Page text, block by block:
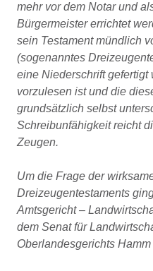
mehr vor dem Notar und
Bürgermeister errichtet
sein Testament mündlich
(sogenanntes
eine Niederschrift
vorzulesen ist und die
grundsätzlich selbst
Schreibunfähigkeit reicht
Zeugen.
Um die Frage der
Dreizeugentestaments
Amtsgericht –
dem Senat für
Oberlandesgerichts